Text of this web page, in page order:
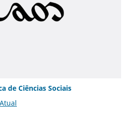
de Ciências Sociais